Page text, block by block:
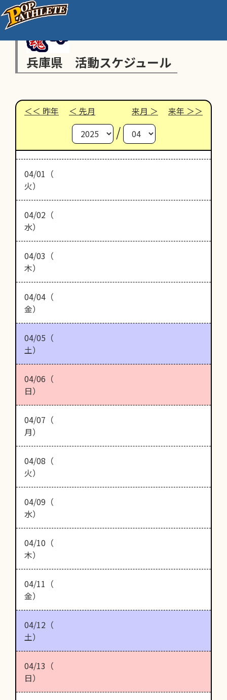
兵庫県 活動スケジュール
昨年 先月 来月 来年
/
04/01（
火）
04/02（
水）
04/03（
木）
04/04（
金）
04/05（
土）
04/06（
日）
04/07（
月）
04/08（
火）
04/09（
水）
04/10（
木）
04/11（
金）
04/12（
土）
04/13（
日）